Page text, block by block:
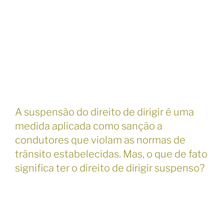
A suspensão do direito de dirigir é uma
medida aplicada como sanção a
condutores que violam as normas de
trânsito estabelecidas. Mas, o que de fato
significa ter o direito de dirigir suspenso?